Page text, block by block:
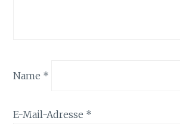
Name *
E-Mail-Adresse *